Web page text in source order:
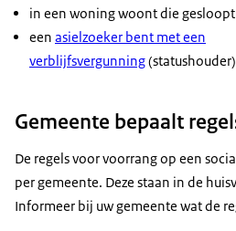
in een woning woont die
een asielzoeker bent met een
verblijfsvergunning
Gemeente bepaalt
De regels voor voorrang op een
per gemeente. Deze staan in de
Informeer bij uw gemeente wat de